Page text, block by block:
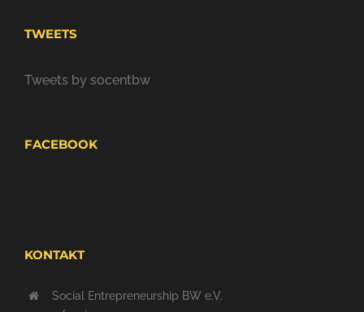
TWEETS
Tweets by socentbw
FACEBOOK
KONTAKT
Social Entrepreneurship BW e.V.